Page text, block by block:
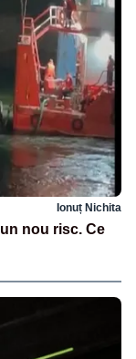
Ionuț Nichita
nou risc. Ce